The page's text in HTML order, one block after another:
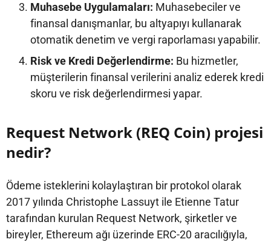
Muhasebe Uygulamaları: Muhasebeciler ve
finansal danışmanlar, bu altyapıyı kullanarak
otomatik denetim ve vergi raporlaması yapabilir.
Risk ve Kredi Değerlendirme: Bu hizmetler,
müşterilerin finansal verilerini analiz ederek kredi
skoru ve risk değerlendirmesi yapar.
Request Network (REQ Coin) projesi
nedir?
Ödeme isteklerini kolaylaştıran bir protokol olarak
2017 yılında Christophe Lassuyt ile Etienne Tatur
tarafından kurulan Request Network, şirketler ve
bireyler, Ethereum ağı üzerinde ERC-20 aracılığıyla,